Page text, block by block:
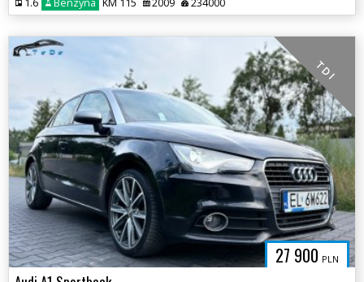
1.6 Benzyna KM 115 2009 234000
27 900 PLN
T D I